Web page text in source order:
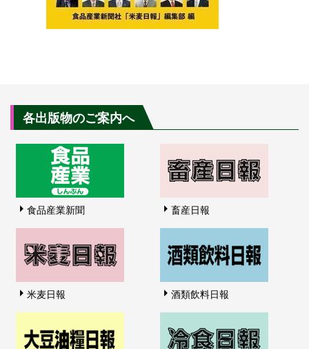
各出版物のご案内へ
食品産業新聞 畜産日報
米麦日報 酒類飲料日報